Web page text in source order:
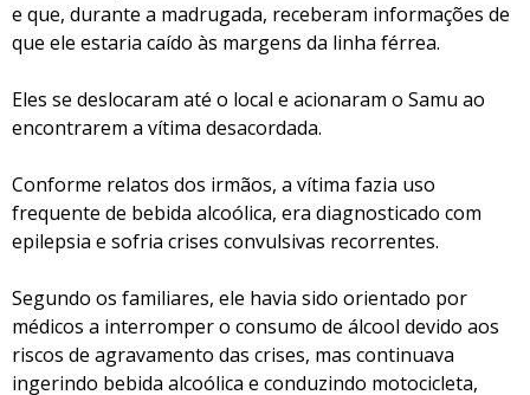
e que, durante a madrugada, receberam informações de
que ele estaria caído às margens da linha férrea.
Eles se deslocaram até o local e acionaram o Samu ao
encontrarem a vítima desacordada.
Conforme relatos dos irmãos, a vítima fazia uso
frequente de bebida alcoólica, era diagnosticado com
epilepsia e sofria crises convulsivas recorrentes.
Segundo os familiares, ele havia sido orientado por
médicos a interromper o consumo de álcool devido aos
riscos de agravamento das crises, mas continuava
ingerindo bebida alcoólica e conduzindo motocicleta,